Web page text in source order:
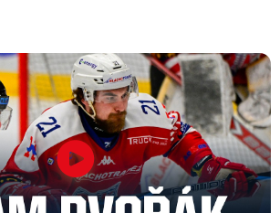
v pátek 30. ledna ve 14:15,
se v náhradním termínu, o
32. kola
Utkání 32. kola v Písku, které se
31. ledna, bylo z důvodu
. Kluby se domluvily na